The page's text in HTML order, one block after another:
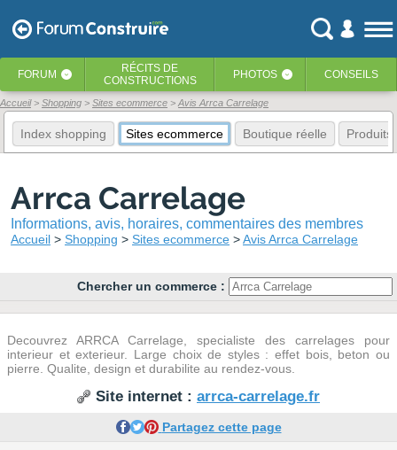
FORUM ‹ RÉCITS DE
CONSTRUCTIONS
PHOTOS ‹ CONSEILS
Accueil Shopping Sites ecommerce Avis Arrca Carrelage
Index shopping Sites ecommerce Boutique réelle Produits
Arrca Carrelage
Informations, avis, horaires, commentaires des membres
Accueil Shopping Sites ecommerce Avis Arrca Carrelage
Chercher un commerce :
Decouvrez ARRCA Carrelage, specialiste des carrelages pour
interieur et exterieur. Large choix de styles : effet bois, beton ou
pierre. Qualite, design et durabilite au rendez-vous.
Site internet : arrca-carrelage.fr
Partagez cette page